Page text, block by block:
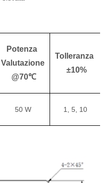
Potenza
Valutazione
@70℃
Tolleranza
±10%
50 W 1, 5, 10